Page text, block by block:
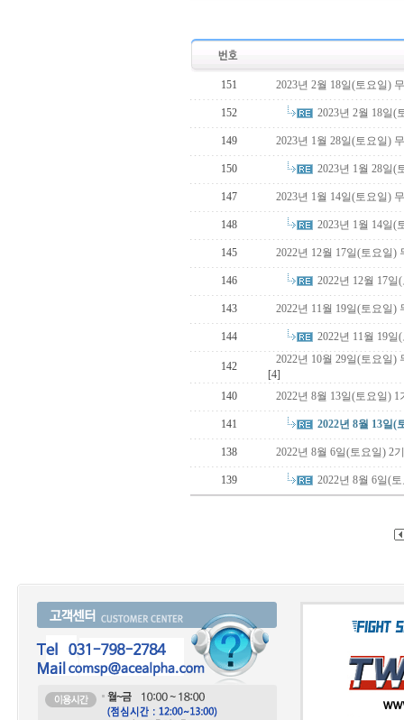
151 2023년 2월 18일(토요일)
152 2023년 2월 18일(
149 2023년 1월 28일(토요일)
150 2023년 1월 28일(
147 2023년 1월 14일(토요일)
148 2023년 1월 14일(
145 2022년 12월 17일(토요일
146 2022년 12월 17
143 2022년 11월 19일(토요일
144 2022년 11월 19
142
2022년 10월 29일(토요일)
[4]
140
2022년 8월 13일(토요일)
141 2022년 8월 13일(
138 2022년 8월 6일(토요일) 2
139 2022년 8월 6일(